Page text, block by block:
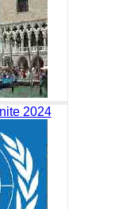
2024